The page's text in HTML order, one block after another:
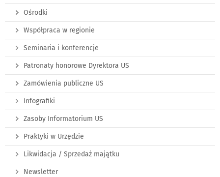
Ośrodki
Współpraca w regionie
Seminaria i konferencje
Patronaty honorowe Dyrektora US
Zamówienia publiczne US
Infografiki
Zasoby Informatorium US
Praktyki w Urzędzie
Likwidacja / Sprzedaż majątku
Newsletter